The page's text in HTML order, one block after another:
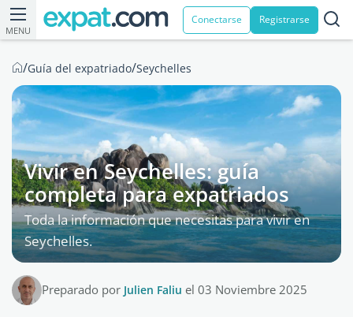
MENU
Conectarse Registrarse
/Guía del expatriado/Seychelles
Vivir en Seychelles: guía
completa para expatriados
Toda la información que necesitas para vivir en
Seychelles.
Preparado por Julien Faliu el 03 Noviembre 2025